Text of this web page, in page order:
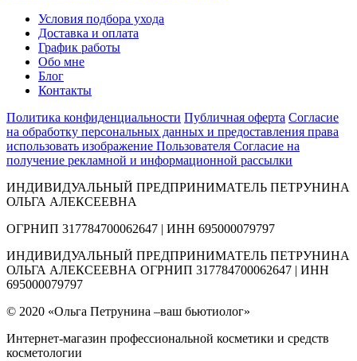
Условия подбора ухода
Доставка и оплата
График работы
Обо мне
Блог
Контакты
Политика конфиденциальности Публичная оферта Согласие
на обработку персональных данных и предоставления права
использовать изображение Пользователя Согласие на
получение рекламной и информационной рассылки
ИНДИВИДУАЛЬНЫЙ ПРЕДПРИНИМАТЕЛЬ ПЕТРУНИНА
ОЛЬГА АЛЕКСЕЕВНА
ОГРНИП 317784700062647 | ИНН 695000079797
ИНДИВИДУАЛЬНЫЙ ПРЕДПРИНИМАТЕЛЬ ПЕТРУНИНА
ОЛЬГА АЛЕКСЕЕВНА ОГРНИП 317784700062647 | ИНН
695000079797
© 2020 «Ольга Петрунина –ваш бьютиолог»
Интернет-магазин профессиональной косметики и средств
косметологии